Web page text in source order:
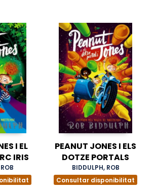
I EL
IRIS
PEANUT JONES I ELS
DOTZE PORTALS
BIDDULPH, ROB
Consultar disponibilitat